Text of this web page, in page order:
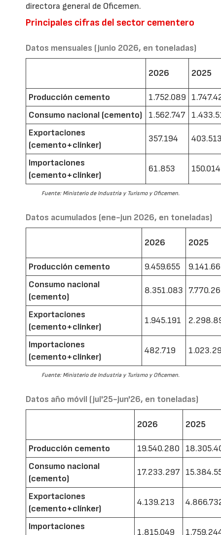
directora general de Oficemen.
Principales cifras del sector cementero
Datos mensuales (junio 2026, en toneladas)
2026 2025
Producción cemento 1.752.089
Consumo nacional (cemento)
1.562.747
Exportaciones
(cemento+clínker)
357.194
Importaciones
(cemento+clínker)
61.853 150.014
Fuente: Ministerio de Industria y Turismo y Oficemen.
Datos acumulados (ene-jun 2026, en toneladas)
2026 2025
Producción cemento 9.459.655
Consumo nacional
(cemento)
8.351.083
Exportaciones
(cemento+clínker)
1.945.191
Importaciones
(cemento+clínker)
482.719
Fuente: Ministerio de Industria y Turismo y Oficemen.
Datos año móvil (jul'25-jun'26, en toneladas)
2026 2025
Producción cemento 19.540.280
Consumo nacional
(cemento)
17.233.297
Exportaciones
(cemento+clínker)
4.139.213
Importaciones
1.815.049